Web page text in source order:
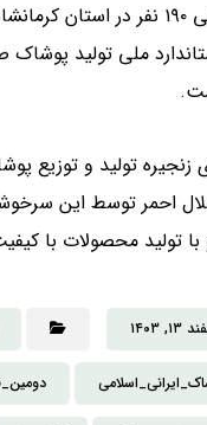
این اقدام به منظور
ملی تولید
زنجیره تولید و
احمر توسط این
با تولید محصولات با
۱۴۰۳